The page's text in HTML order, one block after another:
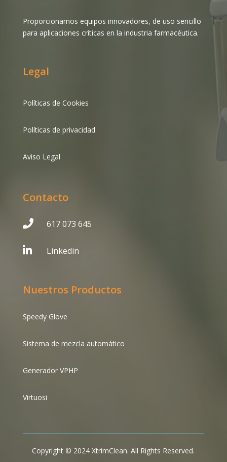
Proporcionamos equipos innovadores, de uso sencillo
para aplicaciones críticas en la industria farmacéutica.
Legal
Políticas de Cookies
Políticas de privacidad
Aviso Legal
Contacto
 617 073 645
 Linkedin
Nuestros Productos
Speedy Glove
Sistema de mezcla automático
Generador VPHP
Virtuosi
Copyright © 2024 XtrimClean. All Rights Reserved.